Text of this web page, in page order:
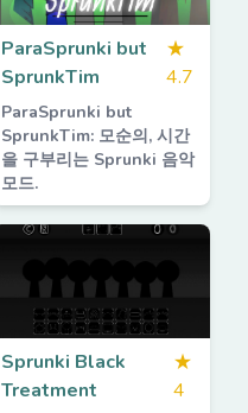
ParaSprunki but
SprunkTim
★
4.7
ParaSprunki but
SprunkTim: 모순의, 시간
을 구부리는 Sprunki 음악
모드.
Sprunki Black
Treatment
★
4